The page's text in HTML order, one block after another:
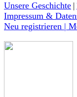
Unsere Geschichte
Impressum &
Neu registrieren |